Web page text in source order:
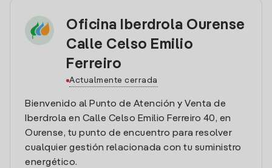
Oficina Iberdrola Ourense
Calle Celso Emilio
Ferreiro
Actualmente cerrada
Bienvenido al Punto de Atención y Venta de
Iberdrola en Calle Celso Emilio Ferreiro 40, en
Ourense, tu punto de encuentro para resolver
cualquier gestión relacionada con tu suministro
energético.